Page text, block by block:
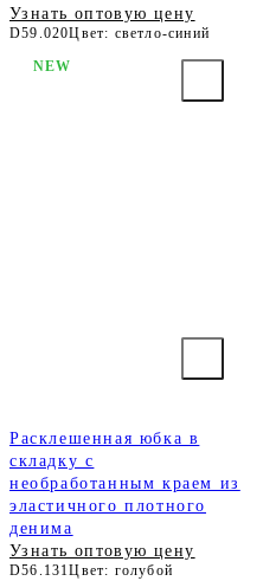
Узнать оптовую цену
D59.020Цвет: светло-синий
Расклешенная юбка в
складку с
необработанным краем из
эластичного плотного
денима
Узнать оптовую цену
D56.131Цвет: голубой
NEW